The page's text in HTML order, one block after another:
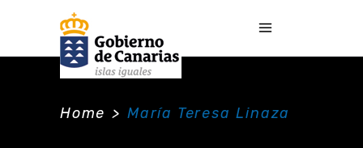
Home > María Teresa Linaza